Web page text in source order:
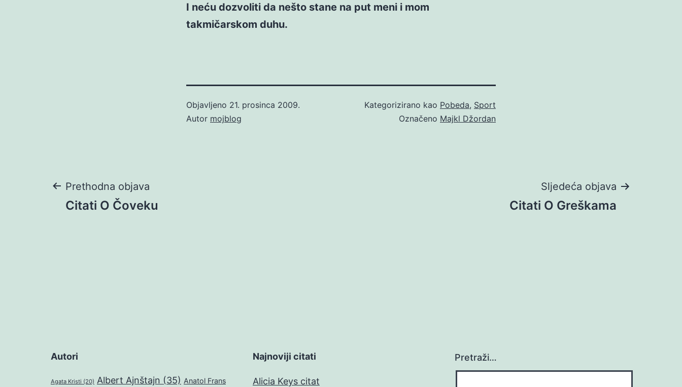
I neću dozvoliti da nešto stane na put meni i mom
takmičarskom duhu.
Objavljeno 21. prosinca 2009.
Autor mojblog
Kategorizirano kao Pobeda, Sport
Označeno Majkl Džordan
Navigacija
Prethodna objava
Citati O Čoveku
Sljedeća objava
Citati O Greškama
Autori
Agata Kristi (20) Albert Ajnštajn (35) Anatol Frans
Najnoviji citati
Alicia Keys citat
Pretraži…